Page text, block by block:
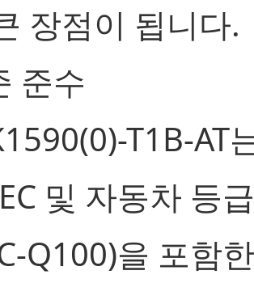
장점이 됩니다.
준수
T1B-AT
및 자동차 등
Q100)을 포함